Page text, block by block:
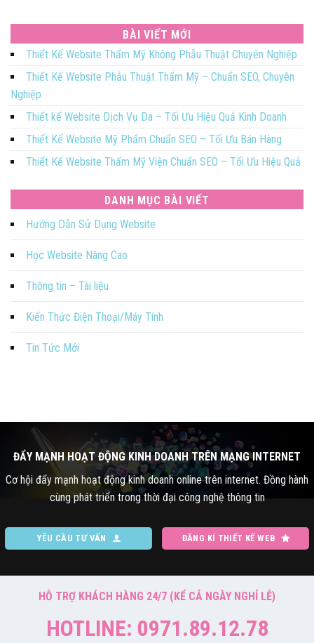
BÀI VIẾT MỚI
Thiết Kế Website Thẩm Mỹ Không Phẫu Thuật Chuyên Nghiệp
Thiết Kế Website Phẫu Thuật Thẩm Mỹ – Chuẩn SEO, Chuyên
Nghiệp
Thiết kế Website Dịch Vụ Da – Tối Ưu Hiệu Quả Kinh Doanh
Thiết Kế Website Mỹ Phẩm Chuẩn SEO – Tối Ưu Bán Hàng
Thiết Kế Website Thẩm Mỹ Viện Chuẩn SEO – Tối Ưu Hiệu Quả
DANH MỤC BÀI VIẾT
Hướng Dẫn Sử Dụng Website
Học Website Nâng Cao
Thông tin – Tài liệu
Kiến Thức Điện Thoại/Máy Tính
Tin Tức Mới
ĐẨY MẠNH HOẠT ĐỘNG KINH DOANH TRÊN MẠNG INTERNET
Cơ hội đẩy mạnh hoạt động kinh doanh online trên internet. Đồng hành
cùng phát triển trong thời đại công nghệ thông tin
YÊU CẦU TƯ VẤN ĐĂNG KÍ THIẾT KẾ WEB
HỖ TRỢ KHÁCH HÀNG 24/7 (KỂ CẢ NGÀY NGHỈ LỄ)
HOTLINE: 0971.89.12.78